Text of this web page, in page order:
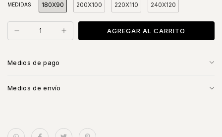
MEDIDAS 180X90 200X100 220X110 240X120
Medios de pago
Medios de envío